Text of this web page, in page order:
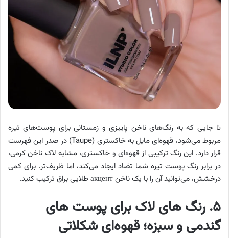
تا جایی که به رنگ‌های ناخن پاییزی و زمستانی برای پوست‌های تیره
مربوط می‌شود، قهوه‌ای مایل به خاکستری (Taupe) در صدر این فهرست
قرار دارد. این رنگ ترکیبی از قهوه‌ای و خاکستری، مشابه لاک ناخن کرمی،
در برابر رنگ پوست تیره شما تضاد ایجاد می‌کند، اما ظریف‌تر. برای کمی
درخشش، می‌توانید آن را با یک ناخن акцент طلایی براق ترکیب کنید.
۵. رنگ های لاک برای پوست های
گندمی و سبزه؛ قهوه‌ای شکلاتی